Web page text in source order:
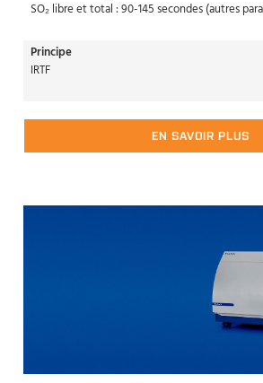
SO₂ libre et total : 90-145 secondes (autres
Principe
IRTF
EN SAVOIR PLUS